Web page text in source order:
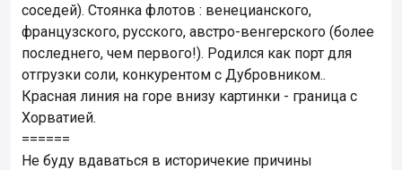
соседей). Стоянка флотов : венецианского,
французского, русского, австро-венгерского (более
последнего, чем первого!). Родился как порт для
отгрузки соли, конкурентом с Дубровником..
Красная линия на горе внизу картинки - граница с
Хорватией.
======
Не буду вдаваться в историчекие причины